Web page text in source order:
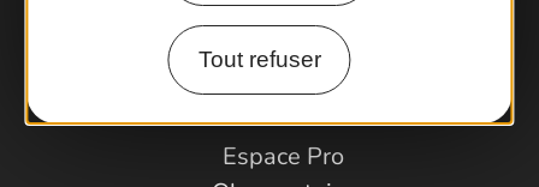
Tout refuser
Comment venir ?
Espace Pro